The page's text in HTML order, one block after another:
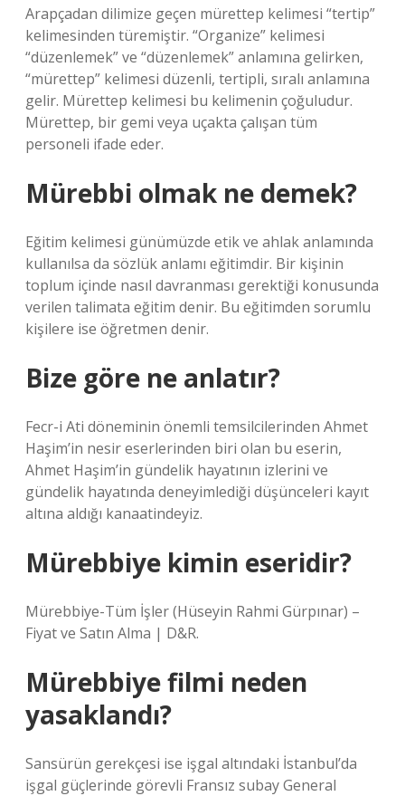
Arapçadan dilimize geçen mürettep kelimesi “tertip”
kelimesinden türemiştir. “Organize” kelimesi
“düzenlemek” ve “düzenlemek” anlamına gelirken,
“mürettep” kelimesi düzenli, tertipli, sıralı anlamına
gelir. Mürettep kelimesi bu kelimenin çoğuludur.
Mürettep, bir gemi veya uçakta çalışan tüm
personeli ifade eder.
Mürebbi olmak ne demek?
Eğitim kelimesi günümüzde etik ve ahlak anlamında
kullanılsa da sözlük anlamı eğitimdir. Bir kişinin
toplum içinde nasıl davranması gerektiği konusunda
verilen talimata eğitim denir. Bu eğitimden sorumlu
kişilere ise öğretmen denir.
Bize göre ne anlatır?
Fecr-i Ati döneminin önemli temsilcilerinden Ahmet
Haşim’in nesir eserlerinden biri olan bu eserin,
Ahmet Haşim’in gündelik hayatının izlerini ve
gündelik hayatında deneyimlediği düşünceleri kayıt
altına aldığı kanaatindeyiz.
Mürebbiye kimin eseridir?
Mürebbiye-Tüm İşler (Hüseyin Rahmi Gürpınar) –
Fiyat ve Satın Alma | D&R.
Mürebbiye filmi neden
yasaklandı?
Sansürün gerekçesi ise işgal altındaki İstanbul’da
işgal güçlerinde görevli Fransız subay General